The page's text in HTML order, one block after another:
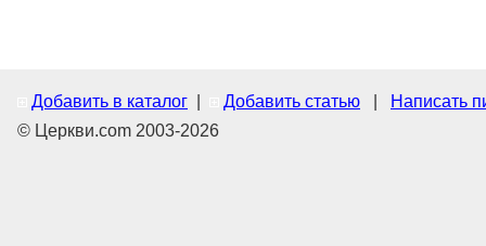
Добавить в каталог Добавить статью
Написать
© Церкви.com 2003-2026